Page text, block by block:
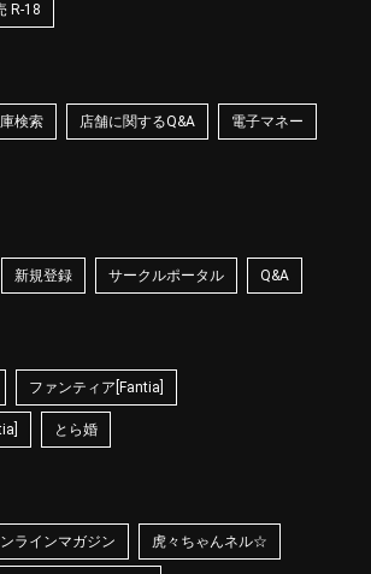
R-18
検索 店舗に関するQ&A 電子マネー
新規登録 サークルポータル Q&A
ファンティア[Fantia]
とら婚
ラインマガジン 虎々ちゃんネル☆